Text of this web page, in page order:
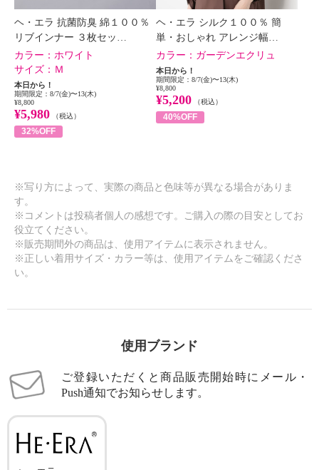
ヘ・エラ 抗菌防臭 綿１００％
リブインナー ３枚セッ…
カラー： ホワイト
サイズ： Ｍ
本日から！
期間限定：8/7(金)〜13(木)
¥8,800
¥5,980 （税込）
32%OFF
ヘ・エラ シルク１００％ 簡
単・おしゃれ アレンジ幅…
カラー： ガーデンエクリュ
本日から！
期間限定：8/7(金)〜13(木)
¥8,800
¥5,200 （税込）
40%OFF
※写り方によって、実際の商品と色味等が異なる場合がありま
す。
※コメントは投稿者個人の感想です。ご購入の際の目安としてお
役立てください。
※販売期間外の商品は、使用アイテムに表示されません。
※正しい着用サイズ・カラー等は、使用アイテムをご確認くださ
い。
使用ブランド
ご登録いただくと商品販売開始時にメール・
Push通知でお知らせします。